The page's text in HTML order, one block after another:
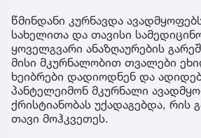
წმინდანი კურნავდა
სახელითა და თავისი
ყოველგვარი ანაზღაურების
მისი მკურნალობით თვალები
ხეიბრები დადიოდნენ და
პანტელეიმონ მკურნალი
ქრისტიანობას უქადაგებდა, რის
თავი მოჰკვეთეს.